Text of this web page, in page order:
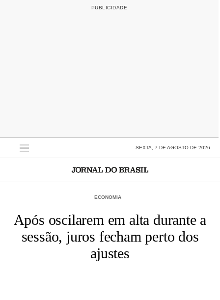
SEXTA, 7 DE AGOSTO DE 2026
ECONOMIA
Após oscilarem em alta durante a
sessão, juros fecham perto dos
ajustes